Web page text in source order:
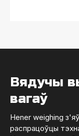
Вядучы
вагаў
Hener weighing
распрацоўцы